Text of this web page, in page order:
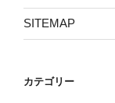
SITEMAP
カテゴリー